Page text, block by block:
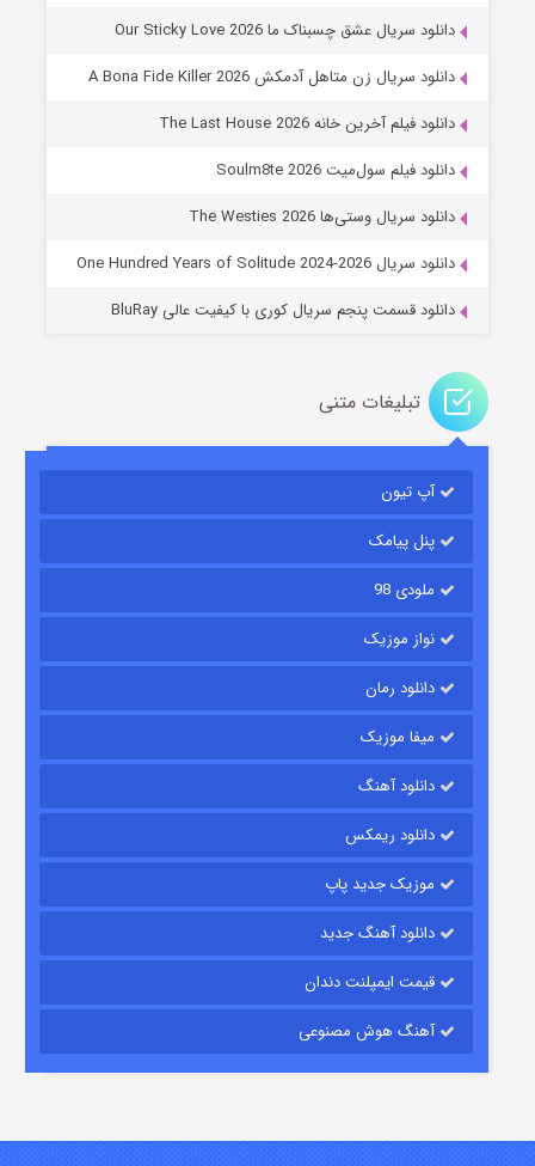
عملیات آپارتمان
مردگان متحرک: شهر مرده ۳
قسمت۲ (زیرنویس) منتشر شد
قسمت۷ (زیرنویس) منتشر شد
دانلود سریال عشق چسبناک ما Our Sticky Love 2026
دانلود سریال زن متاهل آدمکش A Bona Fide Killer 2026
دانلود فیلم آخرین خانه The Last House 2026
دانلود فیلم سول‌میت Soulm8te 2026
دانلود سریال وستی‌ها The Westies 2026
دانلود سریال One Hundred Years of Solitude 2024-2026
دانلود قسمت پنجم سریال کوری با کیفیت عالی BluRay
تبلیغات متنی
آپ تیون
پنل پیامک
ملودی 98
نواز موزیک
دانلود رمان
میفا موزیک
دانلود آهنگ
دانلود ریمکس
موزیک جدید پاپ
دانلود آهنگ جدید
قیمت ایمپلنت دندان
آهنگ هوش مصنوعی